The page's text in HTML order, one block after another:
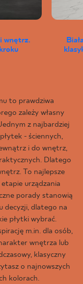
wnętrz.
to prawdziwa
zależy własny
z najbardziej
- ściennych,
i do wnętrz,
Dlatego
To najlepsze
urządzania
porady stanowią
decyzji, dlatego na
płytki wybrać.
m.in. dla osób,
wnętrza lub
klasyczny
o najnowszych
kolorach.